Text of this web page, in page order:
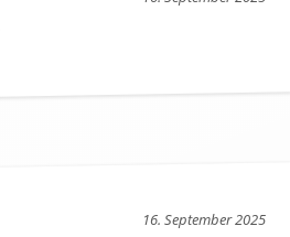
16. September 2025